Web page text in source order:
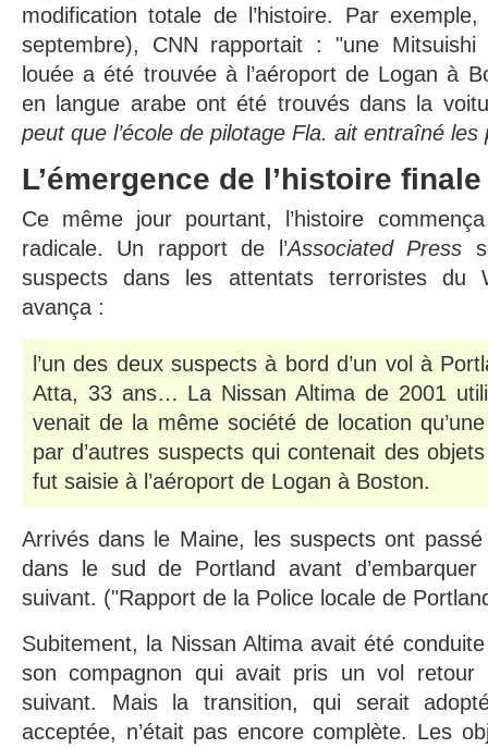
modification totale de l’histoire. Par
septembre), CNN rapportait : "une Mitsuishi
louée a été trouvée à l’aéroport de Logan à
en langue arabe ont été trouvés dans la
peut que l’école de pilotage Fla. ait entraîné les
L’émergence de l’histoire finale
Ce même jour pourtant, l’histoire
radicale. Un rapport de l’Associated Press
suspects dans les attentats terroristes du
avança :
l’un des deux suspects à bord d’un vol à
Atta, 33 ans… La Nissan Altima de 2001
venait de la même société de location
par d’autres suspects qui contenait des
fut saisie à l’aéroport de Logan à Boston.
Arrivés dans le Maine, les suspects ont
dans le sud de Portland avant d’embarquer
suivant. ("Rapport de la Police locale de
Subitement, la Nissan Altima avait été
son compagnon qui avait pris un vol retour
suivant. Mais la transition, qui serait
acceptée, n’était pas encore complète. Les